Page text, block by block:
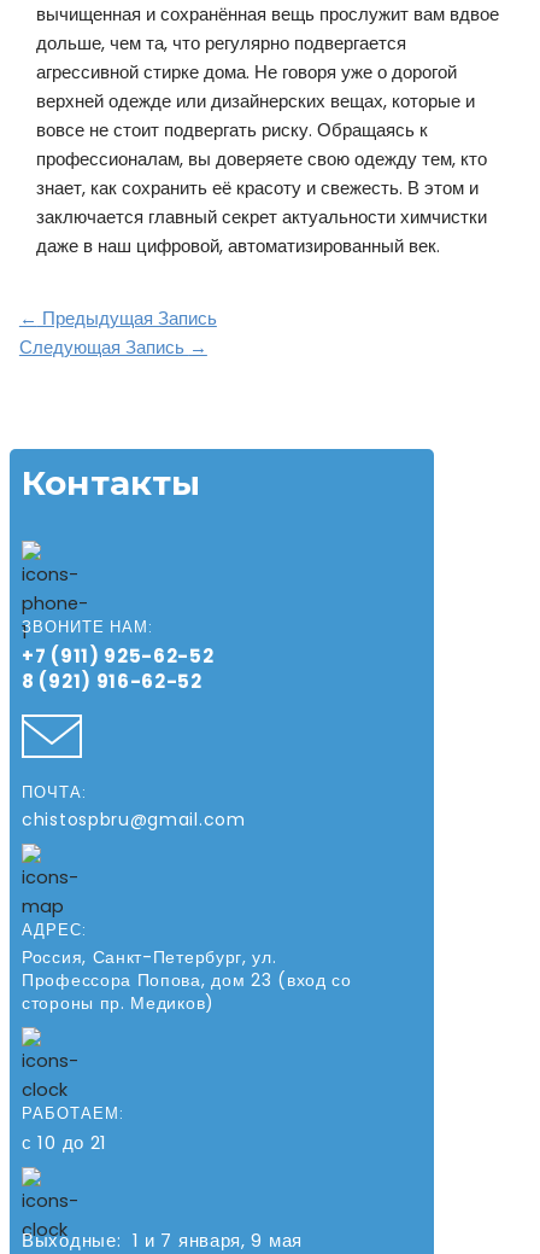
вычищенная и сохранённая вещь прослужит вам вдвое
дольше, чем та, что регулярно подвергается
агрессивной стирке дома. Не говоря уже о дорогой
верхней одежде или дизайнерских вещах, которые и
вовсе не стоит подвергать риску. Обращаясь к
профессионалам, вы доверяете свою одежду тем, кто
знает, как сохранить её красоту и свежесть. В этом и
заключается главный секрет актуальности химчистки
даже в наш цифровой, автоматизированный век.
Навигация
по
← Предыдущая Запись
Следующая Запись →
Контакты
ЗВОНИТЕ НАМ:
+7 (911) 925-62-52
8 (921) 916-62-52
ПОЧТА:
chistospbru@gmail.com
АДРЕС:
Россия, Санкт-Петербург, ул.
Профессора Попова, дом 23 (вход со
стороны пр. Медиков)
РАБОТАЕМ:
с 10 до 21
Выходные: 1 и 7 января, 9 мая